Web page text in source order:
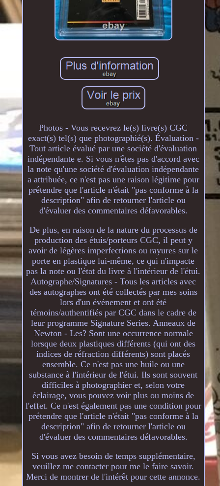
Photos - Vous recevrez le(s) livre(s) CGC
exact(s) tel(s) que photographié(s). Évaluation -
Tout article évalué par une société d'évaluation
indépendante e. Si vous n'êtes pas d'accord avec
la note qu'une société d'évaluation indépendante
a attribuée, ce n'est pas une raison légitime pour
prétendre que l'article n'était "pas conforme à la
description" afin de retourner l'article ou
d'évaluer des commentaires défavorables.
De plus, en raison de la nature du processus de
production des étuis/porteurs CGC, il peut y
avoir de légères imperfections ou rayures sur le
porte en plastique lui-même, ce qui n'impacte
pas la note ou l'état du livre à l'intérieur de l'étui.
Autographe/Signatures - Tous les articles avec
des autographes ont été collectés par mes soins
lors d'un événement et ont été
témoins/authentifiés par CGC dans le cadre de
leur programme Signature Series. Anneaux de
Newton - Les? Sont une occurrence normale
lorsque deux plastiques différents (qui ont des
indices de réfraction différents) sont placés
ensemble. Ce n'est pas une huile ou une
substance à l'intérieur de l'étui. Ils sont souvent
difficiles à photographier et, selon votre
éclairage, vous pouvez voir plus ou moins de
l'effet. Ce n'est également pas une condition pour
prétendre que l'article n'était "pas conforme à la
description" afin de retourner l'article ou
d'évaluer des commentaires défavorables.
Si vous avez besoin de temps supplémentaire,
veuillez me contacter pour me le faire savoir.
Merci de montrer de l'intérêt pour cette annonce.